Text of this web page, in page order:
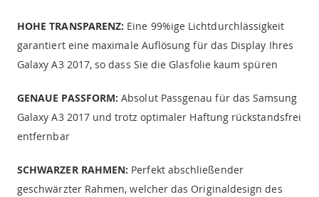
HOHE TRANSPARENZ: Eine 99%ige Lichtdurchlässigkeit
garantiert eine maximale Auflösung für das Display Ihres
Galaxy A3 2017, so dass Sie die Glasfolie kaum spüren
GENAUE PASSFORM: Absolut Passgenau für das Samsung
Galaxy A3 2017 und trotz optimaler Haftung rückstandsfrei
entfernbar
SCHWARZER RAHMEN: Perfekt abschließender
geschwärzter Rahmen, welcher das Originaldesign des